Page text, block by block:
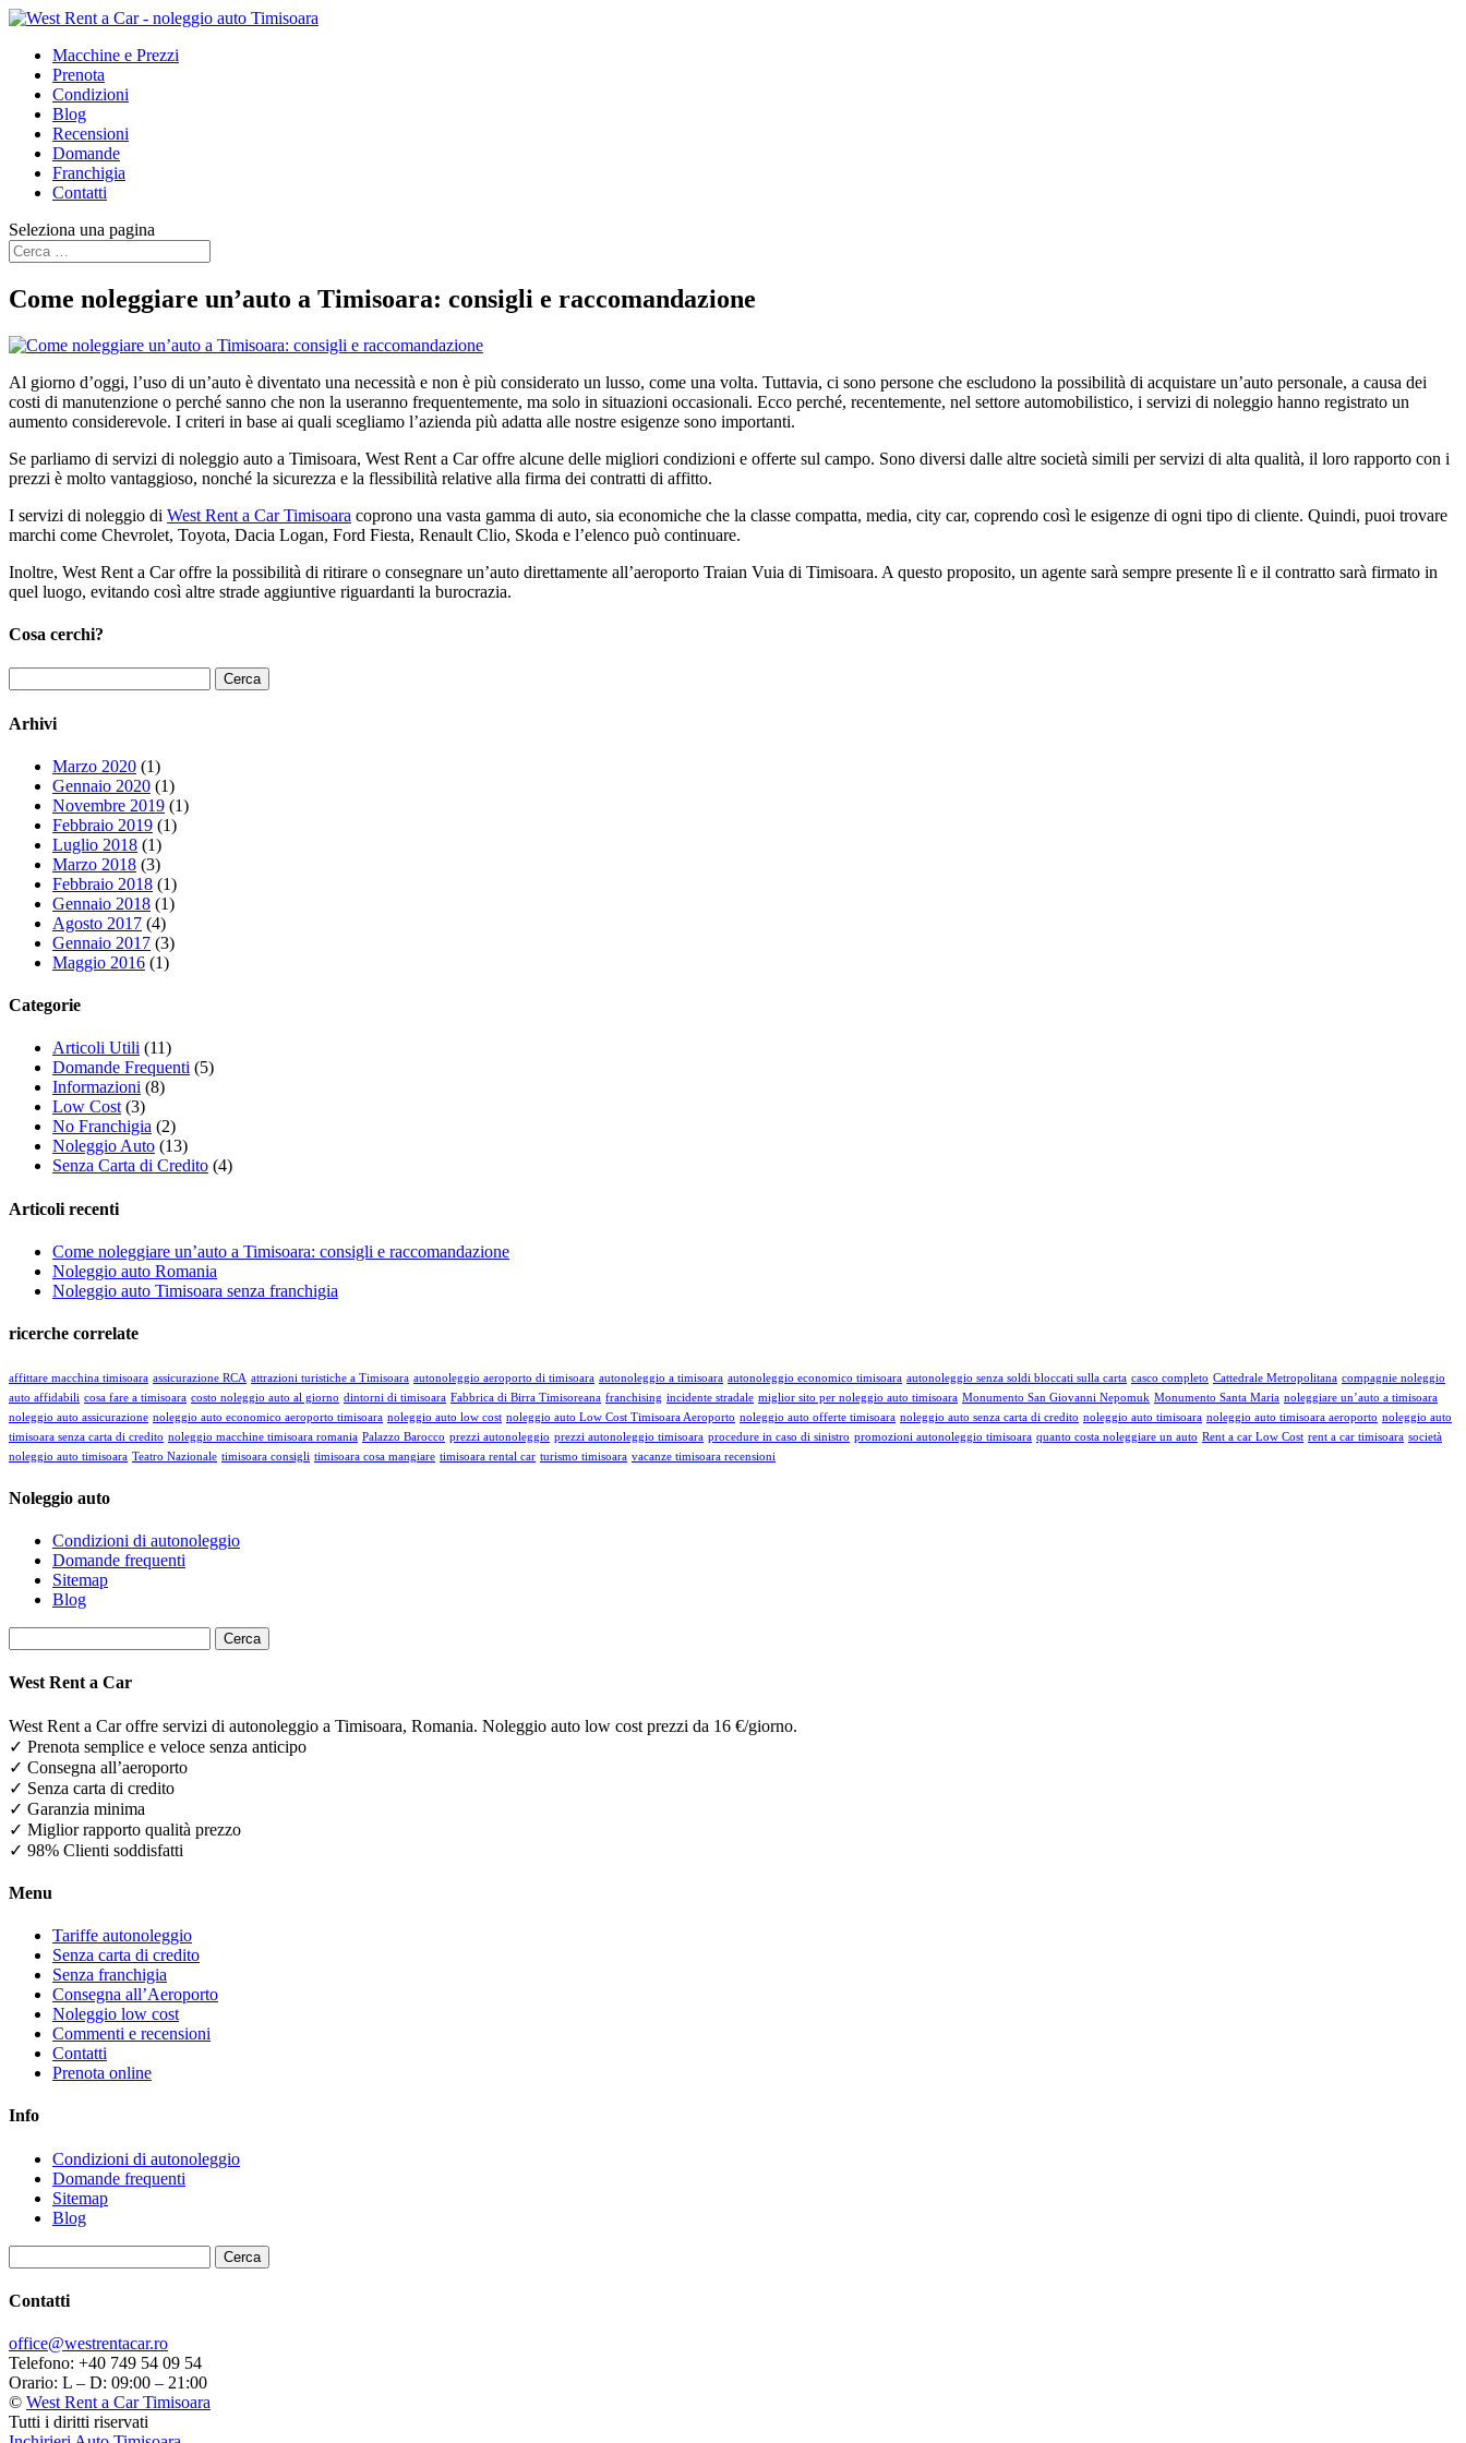
Macchine e Prezzi
Prenota
Condizioni
Blog
Recensioni
Domande
Franchigia
Contatti
Seleziona una pagina
Come noleggiare un’auto a Timisoara: consigli e raccomandazione
Al giorno d’oggi, l’uso di un’auto è diventato una necessità e non è più considerato un lusso, come una volta. Tuttavia, ci sono persone che escludono la possibilità di acquistare un’auto personale, a causa dei
costi di manutenzione o perché sanno che non la useranno frequentemente, ma solo in situazioni occasionali. Ecco perché, recentemente, nel settore automobilistico, i servizi di noleggio hanno registrato un
aumento considerevole. I criteri in base ai quali scegliamo l’azienda più adatta alle nostre esigenze sono importanti.
Se parliamo di servizi di noleggio auto a Timisoara, West Rent a Car offre alcune delle migliori condizioni e offerte sul campo. Sono diversi dalle altre società simili per servizi di alta qualità, il loro rapporto con i
prezzi è molto vantaggioso, nonché la sicurezza e la flessibilità relative alla firma dei contratti di affitto.
I servizi di noleggio di West Rent a Car Timisoara coprono una vasta gamma di auto, sia economiche che la classe compatta, media, city car, coprendo così le esigenze di ogni tipo di cliente. Quindi, puoi trovare
marchi come Chevrolet, Toyota, Dacia Logan, Ford Fiesta, Renault Clio, Skoda e l’elenco può continuare.
Inoltre, West Rent a Car offre la possibilità di ritirare o consegnare un’auto direttamente all’aeroporto Traian Vuia di Timisoara. A questo proposito, un agente sarà sempre presente lì e il contratto sarà firmato in
quel luogo, evitando così altre strade aggiuntive riguardanti la burocrazia.
Cosa cerchi?
per:
Arhivi
Marzo 2020 (1)
Gennaio 2020 (1)
Novembre 2019 (1)
Febbraio 2019 (1)
Luglio 2018 (1)
Marzo 2018 (3)
Febbraio 2018 (1)
Gennaio 2018 (1)
Agosto 2017 (4)
Gennaio 2017 (3)
Maggio 2016 (1)
Categorie
Articoli Utili (11)
Domande Frequenti (5)
Informazioni (8)
Low Cost(3)
No Franchigia (2)
Noleggio Auto (13)
Senza Carta di Credito (4)
Articoli recenti
Come noleggiare un’auto a Timisoara: consigli e raccomandazione
Noleggio auto Romania
Noleggio auto Timisoara senza franchigia
ricerche correlate
affittare macchina timisoara assicurazione RCA attrazioni turistiche a Timisoara autonoleggio aeroporto di timisoara autonoleggio a timisoara autonoleggio economico timisoara autonoleggio senza soldi bloccati sulla carta casco completo Cattedrale Metropolitana compagnie noleggio
auto affidabili cosa fare a timisoara costo noleggio auto al giorno dintorni di timisoara Fabbrica di Birra Timisoreana franchising incidente stradale miglior sito per noleggio auto timisoara Monumento San Giovanni Nepomuk Monumento Santa Maria noleggiare un’auto a timisoara
noleggio auto assicurazione noleggio auto economico aeroporto timisoara noleggio auto low cost noleggio auto Low Cost Timisoara Aeroporto noleggio auto offerte timisoara noleggio auto senza carta di credito noleggio auto timisoara noleggio auto timisoara aeroporto noleggio auto
timisoara senza carta di credito noleggio macchine timisoara romania Palazzo Barocco prezzi autonoleggio prezzi autonoleggio timisoara procedure in caso di sinistro promozioni autonoleggio timisoara quanto costa noleggiare un auto Rent a car Low Cost rent a car timisoara società
noleggio auto timisoara Teatro Nazionale timisoara consigli timisoara cosa mangiare timisoara rental car turismo timisoara vacanze timisoara recensioni
Noleggio auto
Condizioni di autonoleggio
Domande frequenti
Sitemap
Blog
per:
West Rent a Car
West Rent a Car offre servizi di autonoleggio a Timisoara, Romania. Noleggio auto low cost prezzi da 16 €/giorno.
✓ Prenota semplice e veloce senza anticipo
✓ Consegna all’aeroporto
✓ Senza carta di credito
✓ Garanzia minima
✓ Miglior rapporto qualità prezzo
✓ 98% Clienti soddisfatti
Menu
Tariffe autonoleggio
Senza carta di credito
Senza franchigia
Consegna all’Aeroporto
Noleggio low cost
Commenti e recensioni
Contatti
Prenota online
Info
Condizioni di autonoleggio
Domande frequenti
Sitemap
Blog
per:
Contatti
office@westrentacar.ro
Telefono: +40 749 54 09 54
Orario: L – D: 09:00 – 21:00
© West Rent a Car Timisoara
Tutti i diritti riservati